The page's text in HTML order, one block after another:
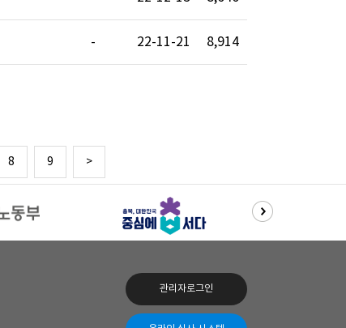
- 22-11-21 8,914
8 9 >
관리자로그인